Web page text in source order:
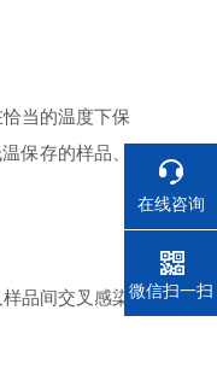
当的温度下保
保存的样品、
品间交叉感染
在线咨询
电话
微信扫一扫